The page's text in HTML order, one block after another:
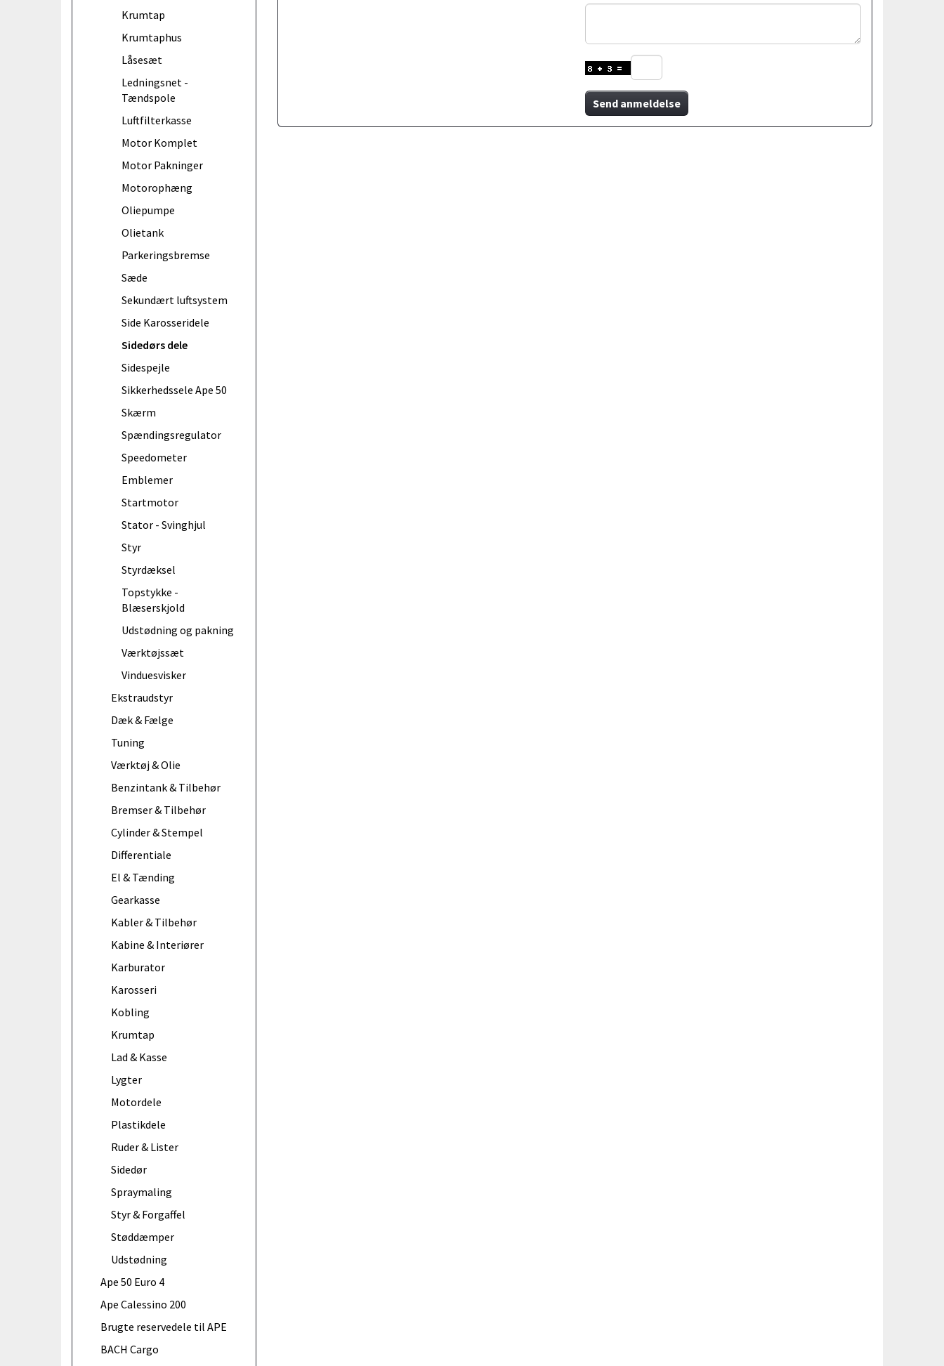
Krumtap
Krumtaphus
Låsesæt
Ledningsnet -
Tændspole
Luftfilterkasse
Motor Komplet
Motor Pakninger
Motorophæng
Oliepumpe
Olietank
Parkeringsbremse
Sæde
Sekundært luftsystem
Side Karosseridele
Sidedørs dele
Sidespejle
Sikkerhedssele Ape 50
Skærm
Spændingsregulator
Speedometer
Emblemer
Startmotor
Stator - Svinghjul
Styr
Styrdæksel
Topstykke -
Blæserskjold
Udstødning og pakning
Værktøjssæt
Vinduesvisker
Ekstraudstyr
Dæk & Fælge
Tuning
Værktøj & Olie
Benzintank & Tilbehør
Bremser & Tilbehør
Cylinder & Stempel
Differentiale
El & Tænding
Gearkasse
Kabler & Tilbehør
Kabine & Interiører
Karburator
Karosseri
Kobling
Krumtap
Lad & Kasse
Lygter
Motordele
Plastikdele
Ruder & Lister
Sidedør
Spraymaling
Styr & Forgaffel
Støddæmper
Udstødning
Ape 50 Euro 4
Ape Calessino 200
Brugte reservedele til APE
BACH Cargo
Send anmeldelse